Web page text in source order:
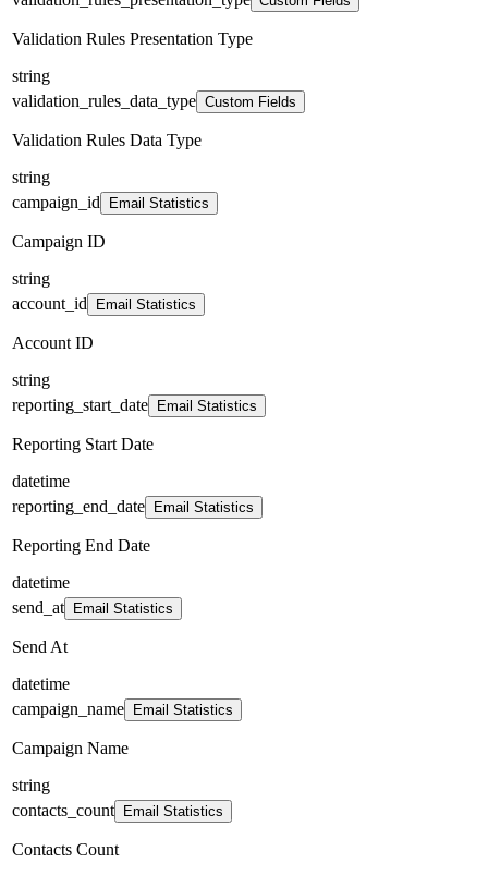
Validation Rules Presentation Type
string
validation_rules_data_type Custom Fields
Validation Rules Data Type
string
campaign_id
Email Statistics
Campaign ID
string
account_id
Email Statistics
Account ID
string
reporting_start_date
Email Statistics
Reporting Start Date
datetime
reporting_end_date
Email Statistics
Reporting End Date
datetime
send_at
Email Statistics
Send At
datetime
campaign_name
Email Statistics
Campaign Name
string
contacts_count
Email Statistics
Contacts Count